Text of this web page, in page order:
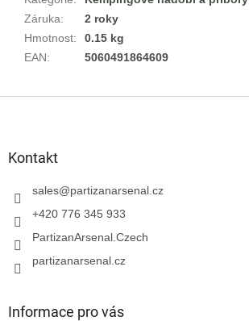
Záruka:
2 roky
Hmotnost:
0.15 kg
EAN: 5060491864609
Kontakt
sales@partizanarsenal.cz
+420 776 345 933
PartizanArsenal.Czech
partizanarsenal.cz
Informace pro vás